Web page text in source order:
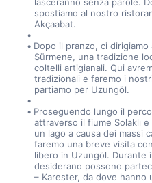
spostiamo al nostro
Akçaabat.
Dopo il pranzo, ci
Sürmene, una tradizione
coltelli artigianali. Qui
tradizionali e faremo i
partiamo per Uzungöl.
Proseguendo lungo il
attraverso il fiume Solaklı
un lago a causa dei massi
faremo una breve visita
libero in Uzungöl. Durante
desiderano possono
– Karester, da dove hanno